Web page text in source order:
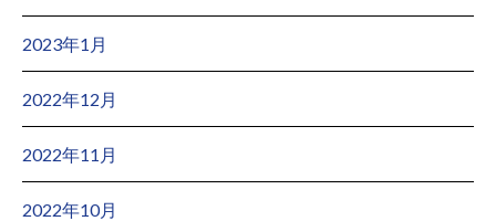
2023年1月
2022年12月
2022年11月
2022年10月